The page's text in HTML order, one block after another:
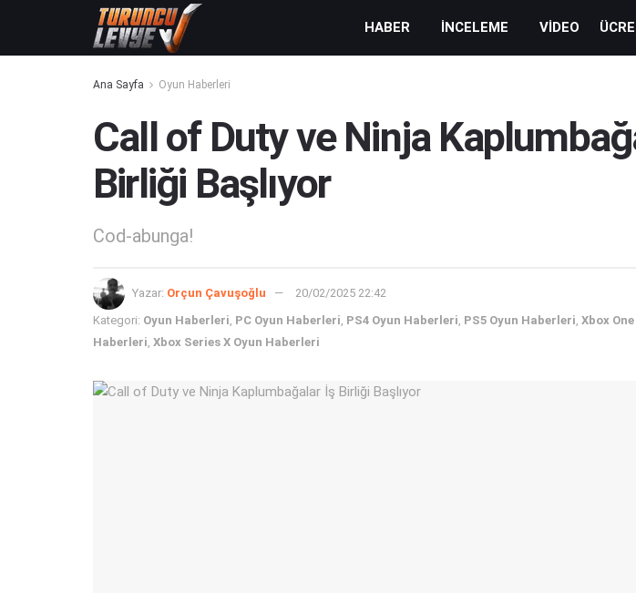
HABER İNCELEME VIDEO
Ana Sayfa Oyun Haberleri
Call of Duty ve Ninja
Birliği Başlıyor
Cod-abunga!
Yazar: Orçun Çavuşoğlu 20/02/2025 22:42
Kategori: Oyun Haberleri, PC Oyun Haberleri, PS4 Oyun Haberleri, PS5 Oyun Haberleri, Xbox
Haberleri, Xbox Series X Oyun Haberleri